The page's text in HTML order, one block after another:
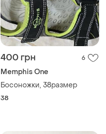
400 грн 6
Memphis One
Босоножки, 38размер
38